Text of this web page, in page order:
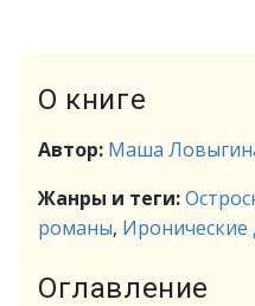
О книге
Автор: Маша
Жанры и теги:
романы, Иронические
Оглавление